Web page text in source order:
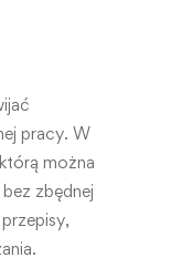
pracy. W
można
zbędnej